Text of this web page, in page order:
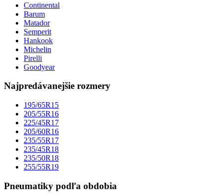
Continental
Barum
Matador
Semperit
Hankook
Michelin
Pirelli
Goodyear
Najpredávanejšie rozmery
195/65R15
205/55R16
225/45R17
205/60R16
235/55R17
235/45R18
235/50R18
255/55R19
Pneumatiky podľa obdobia